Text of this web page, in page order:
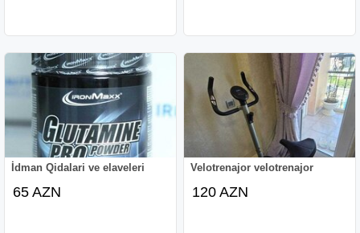
İdman Qidalari ve elaveleri
65 AZN
Velotrenajor velotrenajor
120 AZN